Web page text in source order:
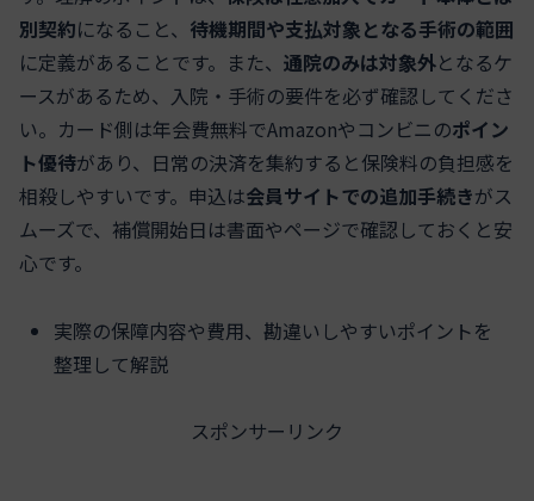
別契約になること、 待機期間や支払対象となる手術の範囲
に定義があることです。また、 通院のみは対象外となるケ
ースがあるため、入院・手術の要件を必ず確認してくださ
い。カード側は年会費無料でAmazonやコンビニのポイン
ト優待があり、日常の決済を集約すると保険料の負担感を
相殺しやすいです。申込は会員サイトでの追加手続きがス
ムーズで、補償開始日は書面やページで確認しておくと安
心です。
実際の保障内容や費用、勘違いしやすいポイントを
整理して解説
スポンサーリンク